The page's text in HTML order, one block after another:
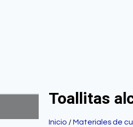
Toallitas
Inicio / Materiales de